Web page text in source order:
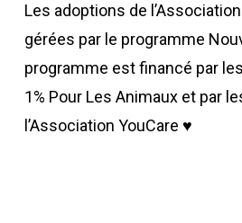
Les adoptions de
gérées par le programme
programme est financé par
1% Pour Les Animaux et par
l’Association YouCare ♥